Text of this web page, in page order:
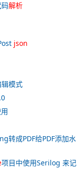
解析
json
模式
转成PDF给PDF添加水
项目中使用Serilog 来记